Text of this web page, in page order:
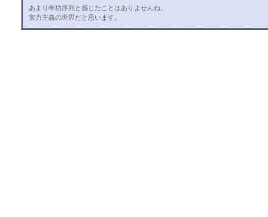
あまり年功序列と感じたことはありませんね。
実力主義の世界だと思います。